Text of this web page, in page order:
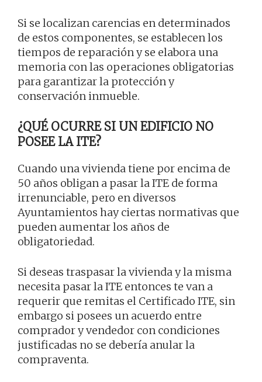
Si se localizan carencias en determinados
de estos componentes, se establecen los
tiempos de reparación y se elabora una
memoria con las operaciones obligatorias
para garantizar la protección y
conservación inmueble.
¿QUÉ OCURRE SI UN EDIFICIO NO
POSEE LA ITE?
Cuando una vivienda tiene por encima de
50 años obligan a pasar la ITE de forma
irrenunciable, pero en diversos
Ayuntamientos hay ciertas normativas que
pueden aumentar los años de
obligatoriedad.
Si deseas traspasar la vivienda y la misma
necesita pasar la ITE entonces te van a
requerir que remitas el Certificado ITE, sin
embargo si posees un acuerdo entre
comprador y vendedor con condiciones
justificadas no se debería anular la
compraventa.